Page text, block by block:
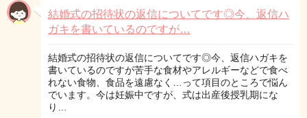
結婚式の招待状の返信についてです◎今、返信ハ
ガキを書いているのですが…
結婚式の招待状の返信についてです◎今、返信ハガキを
書いているのですが苦手な食材やアレルギーなどで食べ
れない食物、食品を遠慮なく…って項目のところで悩ん
でいます。今は妊娠中ですが、式は出産後授乳期にな
り…